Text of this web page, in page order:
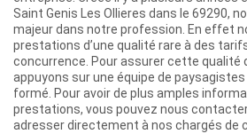
Saint Genis Les Ollieres dans le 69290,
majeur dans notre profession. En effet
prestations d’une qualité rare à des
concurrence. Pour assurer cette qualité
appuyons sur une équipe de
formé. Pour avoir de plus amples
prestations, vous pouvez nous
adresser directement à nos chargés de